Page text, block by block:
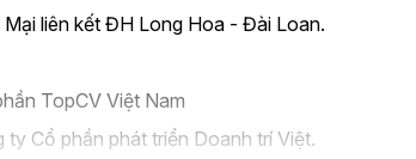
liên kết ĐH Long Hoa - Đài Loan.
TopCV Việt Nam
Cổ phần phát triển Doanh trí Việt.